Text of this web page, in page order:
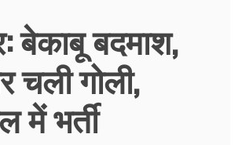
बेकाबू बदमाश,
चली गोली,
में भर्ती